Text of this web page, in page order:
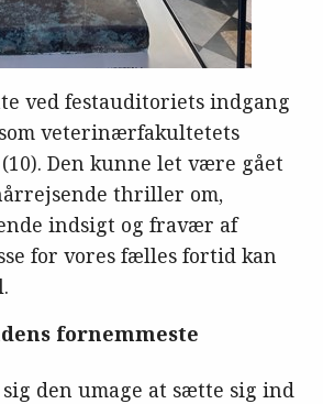
ved festauditoriets indgang
veterinærfakultetets
Den kunne let være gået
thriller om,
indsigt og fravær af
for vores fælles fortid kan
fornemmeste
den umage at sætte sig ind